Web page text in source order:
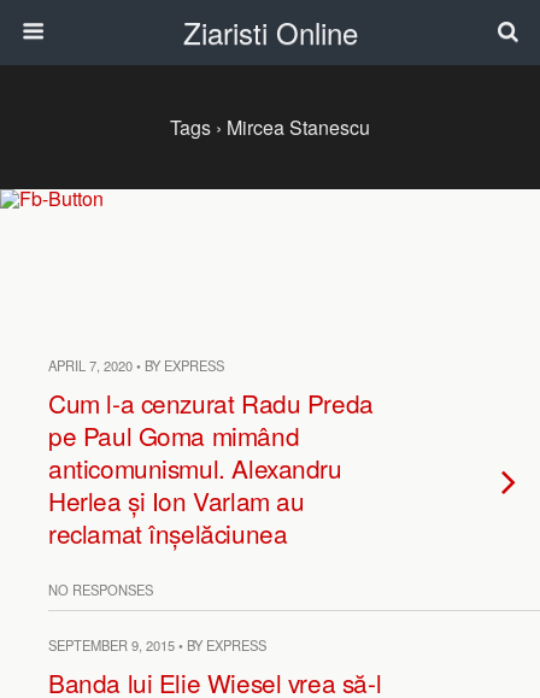
Ziaristi Online
Tags › Mircea Stanescu
APRIL 7, 2020 • BY EXPRESS
Cum l-a cenzurat Radu Preda
pe Paul Goma mimând
anticomunismul. Alexandru
Herlea și Ion Varlam au
reclamat înșelăciunea
NO RESPONSES
SEPTEMBER 9, 2015 • BY EXPRESS
Banda lui Elie Wiesel vrea să-l